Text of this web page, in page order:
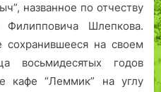
названное по отчеству
Шлепкова.
сохранившееся на своем
восьмидесятых годов
кафе “Леммик” на углу